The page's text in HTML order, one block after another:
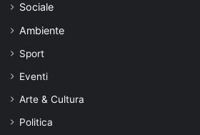
Sociale
Ambiente
Sport
Eventi
Arte & Cultura
Politica